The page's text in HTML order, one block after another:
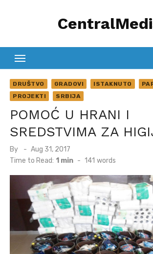
DRUŠTVO GRADOVI ISTAKNUTO
PROJEKTI
SRBIJA
POMOĆ U HRANI I
SREDSTVIMA ZA
By
Posted
on
Aug 31, 2017
Time to Read: 1 min - 141 words